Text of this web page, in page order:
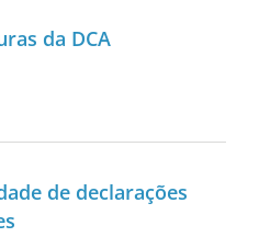
da DCA
de declarações